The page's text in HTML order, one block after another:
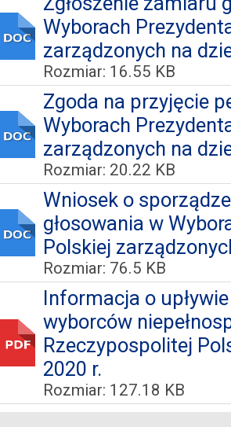
Wyborach
zarządzonych na
Rozmiar: 16.55 KB
Zgoda na przyjęcie
Wyborach
zarządzonych na
Rozmiar: 20.22 KB
Wniosek o
głosowania w
Polskiej
Rozmiar: 76.5 KB
Informacja o
wyborców
Rzeczypospolitej
2020 r.
Rozmiar: 127.18 KB